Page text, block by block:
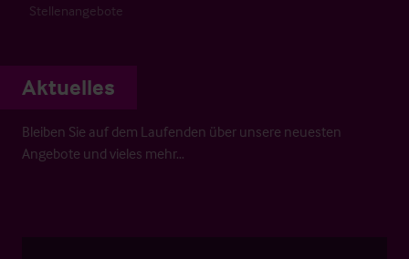
Stellenangebote
Aktuelles
Bleiben Sie auf dem Laufenden über unsere neuesten
Angebote und vieles mehr…